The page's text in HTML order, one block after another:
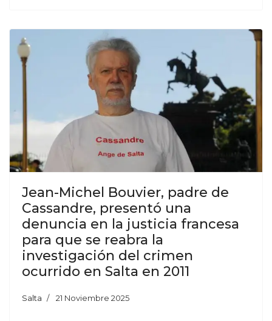
Jean-Michel Bouvier, padre de
Cassandre, presentó una
denuncia en la justicia francesa
para que se reabra la
investigación del crimen
ocurrido en Salta en 2011
Salta 21 Noviembre 2025